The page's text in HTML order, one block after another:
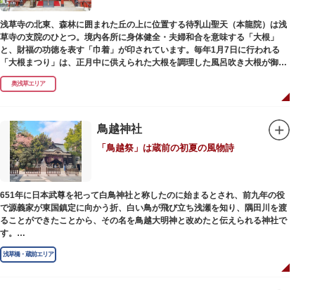
浅草寺の北東、森林に囲まれた丘の上に位置する待乳山聖天（本龍院）は浅
草寺の支院のひとつ。境内各所に身体健全・夫婦和合を意味する「大根」
と、財福の功徳を表す「巾着」が印されています。毎年1月7日に行われる
「大根まつり」は、正月中に供えられた大根を調理した風呂吹き大根が御神
酒とともに参拝者に振る舞われるイベント。聖天様のお下がりの大根をいた
だくことで、心身健康のご利益があるそうです。
養する最高の祈祷法。心願成就の力があると考えられており、依頼すると7
日間毎朝祈祷していただけます。また、浅草名所七福神のひとつとしても知
られ、毘沙門天が祀られています。
奥浅草エリア
鳥越神社
「鳥越祭」は蔵前の初夏の風物詩
651年に日本武尊を祀って白鳥神社と称したのに始まるとされ、前九年の役
で源義家が東国鎮定に向かう折、白い鳥が飛び立ち浅瀬を知り、隅田川を渡
ることができたことから、その名を鳥越大明神と改めたと伝えられる神社で
す。
江戸時代までは三社の神社から成り、約2万坪の広大な敷地を所領していま
したが、天領からの米を収蔵する蔵や、大名屋敷などを建てるために没収さ
浅草橋・蔵前エリア